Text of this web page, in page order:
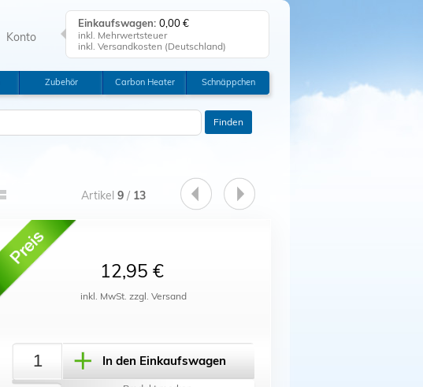
Konto
Einkaufswagen: 0,00 €
inkl. Mehrwertsteuer
inkl. Versandkosten (Deutschland)
Einkaufswagen anzeigen
Klicken Sie auf "Kaufen", um Ihre
Bestellung abzuschließen.
Auf Wiedersehen!
0
Zubehör Carbon Heater Schnäppchen
Finden
Artikel 9/ 13
12,95 €
inkl. MwSt. zzgl. Versand
In den Einkaufswagen